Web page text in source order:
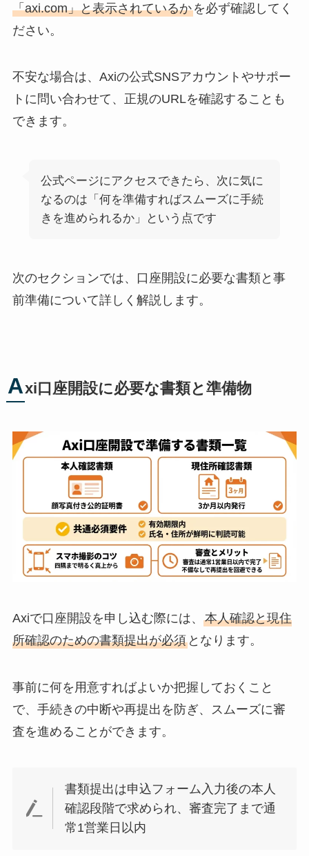
「axi.com」と表示されているかを必ず確認してく
ださい。
不安な場合は、Axiの公式SNSアカウントやサポー
トに問い合わせて、正規のURLを確認することも
できます。
公式ページにアクセスできたら、次に気に
なるのは「何を準備すればスムーズに手続
きを進められるか」という点です
次のセクションでは、口座開設に必要な書類と事
前準備について詳しく解説します。
Axi口座開設に必要な書類と準備物
Axiで口座開設を申し込む際には、 本人確認と現住
所確認のための書類提出が必須となります。
事前に何を用意すればよいか把握しておくこと
で、手続きの中断や再提出を防ぎ、スムーズに審
査を進めることができます。
書類提出は申込フォーム入力後の本人
確認段階で求められ、審査完了まで通
常1営業日以内